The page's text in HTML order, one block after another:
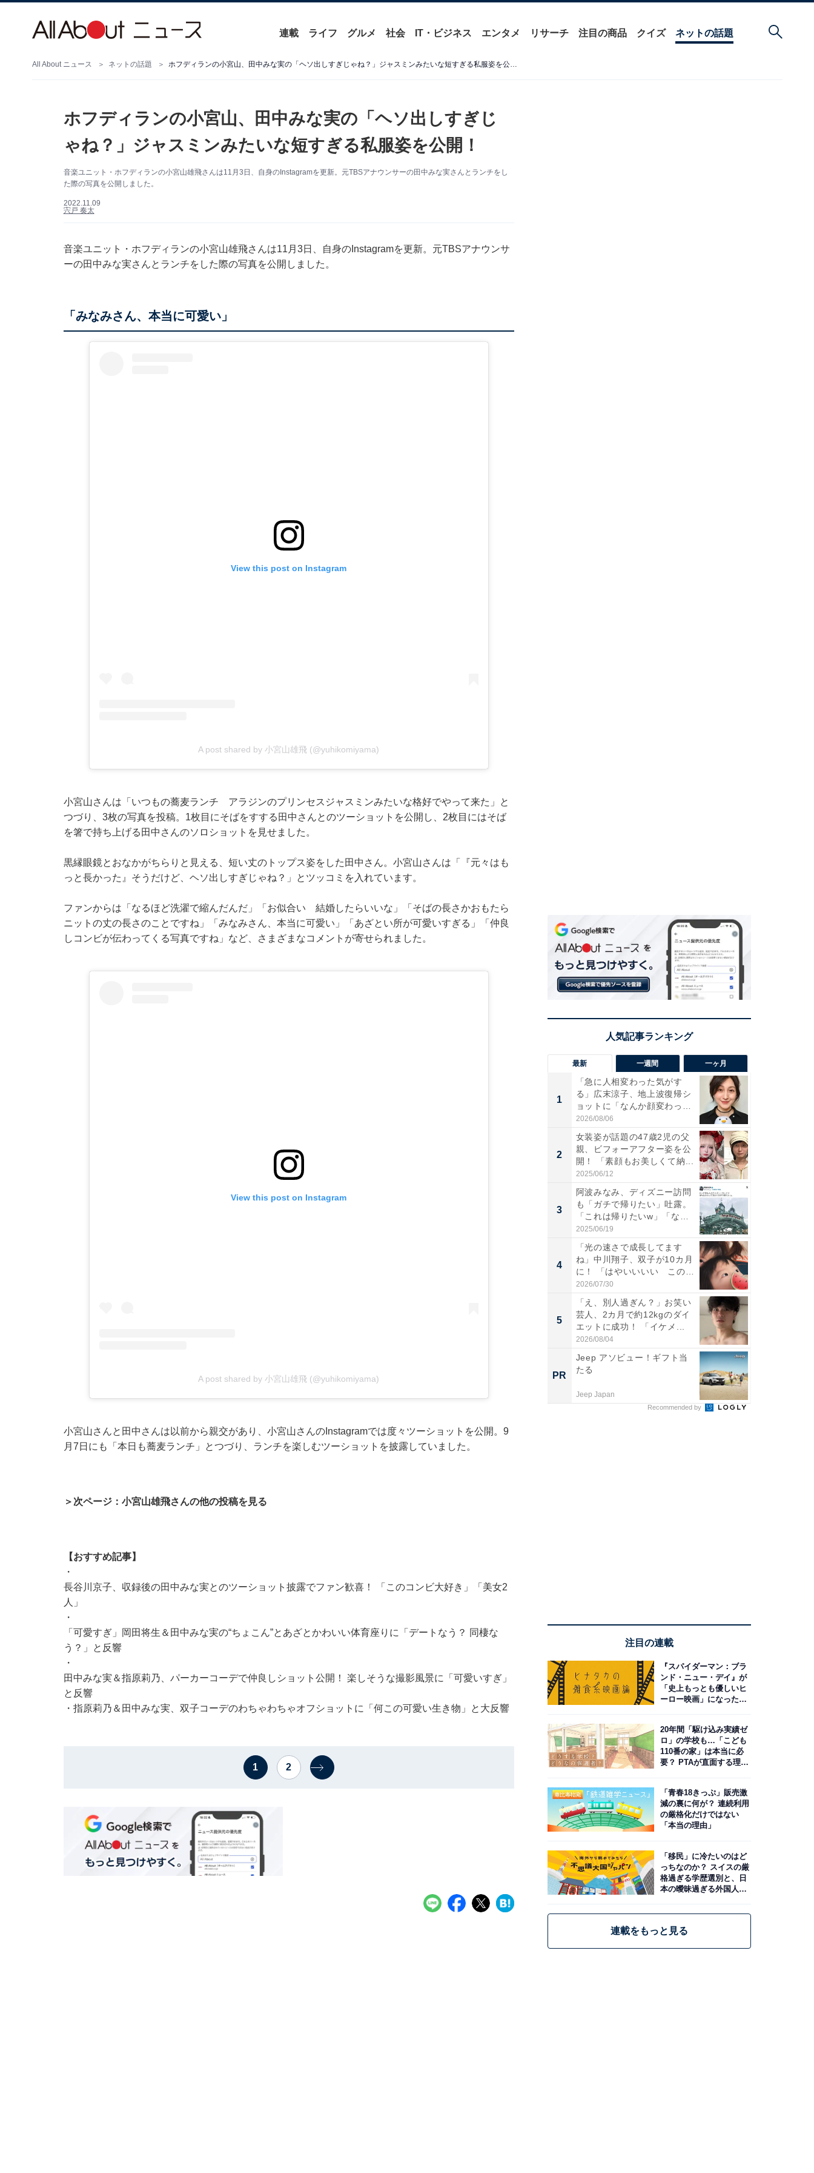
連載 ライフ グルメ 社会 IT・ビジネス エンタメ リサーチ 注目の商品 クイズ ネットの話題
All About ニュース ネットの話題 ホフディランの小宮山、田中みな実の「ヘソ出しすぎじゃね？」ジャスミンみたいな短すぎる私服姿を公開！
ホフディランの小宮山、田中みな実の「ヘソ出しすぎじ
ゃね？」ジャスミンみたいな短すぎる私服姿を公開！
音楽ユニット・ホフディランの小宮山雄飛さんは11月3日、自身のInstagramを更新。元TBSアナウンサーの田中みな実さんとランチをし
た際の写真を公開しました。
2022.11.09
宍戸 奏太
音楽ユニット・ホフディランの小宮山雄飛さんは11月3日、自身のInstagramを更新。元TBSアナウンサ
ーの田中みな実さんとランチをした際の写真を公開しました。
「みなみさん、本当に可愛い」
View this post on Instagram
A post shared by 小宮山雄飛 (@yuhikomiyama)
小宮山さんは「いつもの蕎麦ランチ アラジンのプリンセスジャスミンみたいな格好でやって来た」と
つづり、3枚の写真を投稿。1枚目にそばをすする田中さんとのツーショットを公開し、2枚目にはそば
を箸で持ち上げる田中さんのソロショットを見せました。
黒縁眼鏡とおなかがちらりと見える、短い丈のトップス姿をした田中さん。小宮山さんは「『元々はも
っと長かった』そうだけど、ヘソ出しすぎじゃね？」とツッコミを入れています。
ファンからは「なるほど洗濯で縮んだんだ」「お似合い 結婚したらいいな」「そばの長さかおもたら
ニットの丈の長さのことですね」「みなみさん、本当に可愛い」「あざとい所が可愛いすぎる」「仲良
しコンビが伝わってくる写真ですね」など、さまざまなコメントが寄せられました。
View this post on Instagram
A post shared by 小宮山雄飛 (@yuhikomiyama)
小宮山さんと田中さんは以前から親交があり、小宮山さんのInstagramでは度々ツーショットを公開。9
月7日にも「本日も蕎麦ランチ」とつづり、ランチを楽しむツーショットを披露していました。
＞次ページ：小宮山雄飛さんの他の投稿を見る
【おすすめ記事】
・
長谷川京子、収録後の田中みな実とのツーショット披露でファン歓喜！ 「このコンビ大好き」「美女2
人」
・
「可愛すぎ」岡田将生＆田中みな実の“ちょこん”とあざとかわいい体育座りに「デートなう？ 同棲な
う？」と反響
・
田中みな実＆指原莉乃、パーカーコーデで仲良しショット公開！ 楽しそうな撮影風景に「可愛いすぎ」
と反響
・ 指原莉乃＆田中みな実、双子コーデのわちゃわちゃオフショットに「何この可愛い生き物」と大反響
1 2
最新 一週間 一ヶ月
1
「急に人相変わった気がす
る」広末涼子、地上波復帰シ
ョットに「なんか顔変わっ
た」の...
2026/08/06
2
女装姿が話題の47歳2児の父
親、ビフォーアフター姿を公
開！ 「素顔もお美しくて納...
2025/06/12
3
阿波みなみ、ディズニー訪問
も「ガチで帰りたい」吐露。
「これは帰りたいw」「なん
ち...
2025/06/19
4
「光の速さで成長してます
ね」中川翔子、双子が10カ月
に！ 「はやいいいい この
前...
2026/07/30
5
「え、別人過ぎん？」お笑い
芸人、2カ月で約12kgのダイ
エットに成功！ 「イケメ...
2026/08/04
PR
Jeep アソビュー！ギフト当
たる
Jeep Japan
Recommended by
注目の連載
『スパイダーマン：ブラ
ンド・ニュー・デイ』が
「史上もっとも優しいヒ
ーロー映画」になった理
20年間「駆け込み実績ゼ
ロ」の学校も…「こども
110番の家」は本当に必
要？ PTAが直面する理想
「青春18きっぷ」販売激
減の裏に何が？ 連続利用
の厳格化だけではない
「本当の理由」
「移民」に冷たいのはど
っちなのか？ スイスの厳
格過ぎる学歴選別と、日
本の曖昧過ぎる外国人政
連載をもっと見る